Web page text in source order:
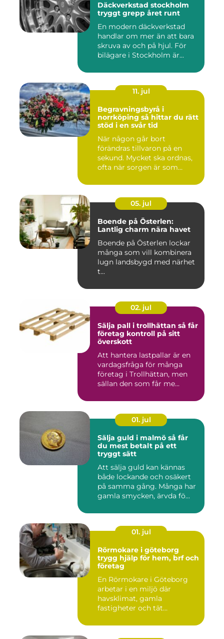
Däckverkstad stockholm
tryggt grepp året runt
En modern däckverkstad
handlar om mer än att bara
skruva av och på hjul. För
bilägare i Stockholm är...
11. jul
Begravningsbyrå i
norrköping så hittar du rätt
stöd i en svår tid
När någon går bort
förändras tillvaron på en
sekund. Mycket ska ordnas,
ofta när sorgen är som
05. jul
Boende på Österlen:
Lantlig charm nära havet
Boende på Österlen lockar
många som vill kombinera
lugn landsbygd med närhet
t...
02. jul
Sälja pall i trollhättan så får
företag kontroll på sitt
överskott
Att hantera lastpallar är en
vardagsfråga för många
företag i Trollhättan, men
sällan den som får me...
01. jul
Sälja guld i malmö så får
du mest betalt på ett
tryggt sätt
Att sälja guld kan kännas
både lockande och osäkert
på samma gång. Många har
gamla smycken, ärvda fö...
01. jul
Rörmokare i göteborg
trygg hjälp för hem, brf och
företag
En Rörmokare i Göteborg
arbetar i en miljö där
havsklimat, gamla
fastigheter och tät